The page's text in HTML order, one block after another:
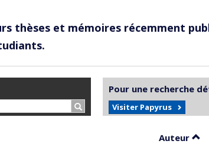
thèses et mémoires récemment
Rechercher…
Pour une recherche
Visiter Papyrus
décroissant Auteur